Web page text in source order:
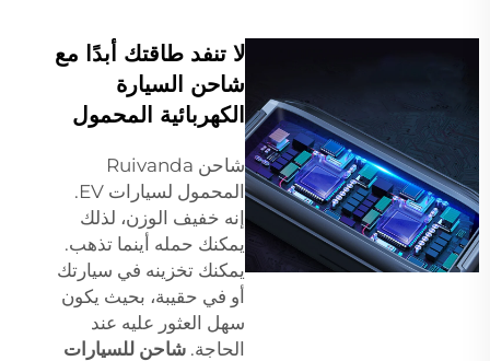
لا تنفد طاقتك أبدًا مع
شاحن السيارة
الكهربائية المحمول
شاحن Ruivanda
المحمول لسيارات EV.
إنه خفيف الوزن، لذلك
يمكنك حمله أينما تذهب.
يمكنك تخزينه في سيارتك
أو في حقيبة، بحيث يكون
سهل العثور عليه عند
الحاجة. شاحن للسيارات